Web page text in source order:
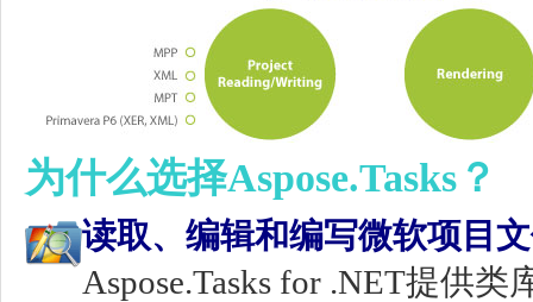
为什么选择Aspose.Tasks？
读取、编辑和编写微软项目
Aspose.Tasks for .NET提供